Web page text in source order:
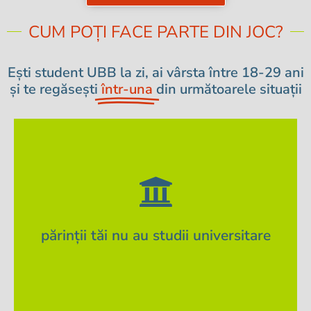
CUM POȚI FACE PARTE DIN JOC?
Ești student UBB la zi, ai vârsta între 18-29 ani
și te regăsești într-una din următoarele situații
părinții tăi nu au studii universitare
Provii dintr-o familie în care părinții tăi nu au studii
universitare finalizate.
APLICĂ